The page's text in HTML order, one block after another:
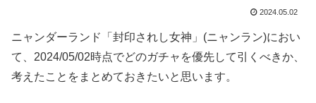
2024.05.02
ニャンダーランド「封印されし女神」(ニャンラン)におい
て、2024/05/02時点でどのガチャを優先して引くべきか、
考えたことをまとめておきたいと思います。